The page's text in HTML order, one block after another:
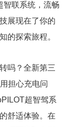
智联系统，流畅
展现在了你的
的探索旅程。
吗？全新第三
担心充电问
超智驾系
舒适体验。在